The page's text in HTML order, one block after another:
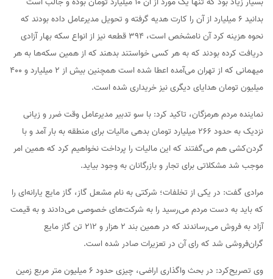
بدانید ۶ میلیارد از آن را کارت هدیه گرفته و تحویل مدیرعامل داده بودند که
نحوه هزینه کرد آن نامشخص است، ۳۹۴ قطعه نیز از انواع سکه بهار آزادی
دریافت کرده بودند که به هر کسی خواستند بدهند که از همین سکه‌ها به هر
میهمانی که از تهران می‌آمده اعطا شده است همچنین بیش از ۲ میلیارد و ۴۰۰
میلیون تومان هدایای دیگری نیز خریداری شده است.
نماینده مردم هرمزگان، تاکید کرد: با سو تدبیر مدیرعامل وقت ضرر و زیانی
نزدیک به حدود ۲۶۶ میلیارد تومان بدهی مالیات برای منطقه به بار آمد و با
گردن‌کشی هم می‌گفتند که این مالیات را پرداخت نخواهیم کرد که همین امر
موجب شد مشکلاتی برای تجار و بازرگانان به وجود بیاید.
مرادی گفت: در یکی از تخلفات؛ شرکتی به نام مشعل گاز، گاز مایع یارانه‌ای را
که باید به دست مردم می‌رسید را به شرکت‌های خصوصی می‌دادند و به قیمت
آزاد به فروش می‌رساندند که در همین بند ۲ هزار و ۲۱۲ تن گاز مایع
گران‌فروشی شد که رای آن در تعزیرات صادر شده است.
وی تصریح‌کرد: در بحث واگذاری اراضی، چیزی حدود ۶ میلیون متر مربع زمین